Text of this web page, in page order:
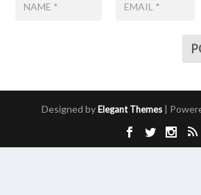
Designed by Elegant Themes|